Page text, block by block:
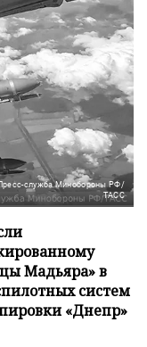
служба Минобороны РФ/
ТАСС
Мадьяра» в
систем
«Днепр»